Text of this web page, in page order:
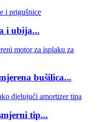
i ubija...
bušilica...
tip...